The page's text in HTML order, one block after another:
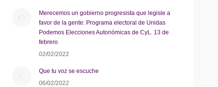
Merecemos un gobierno progresista que legisle a
favor de la gente: Programa electoral de Unidas
Podemos Elecciones Autonómicas de CyL. 13 de
febrero
02/02/2022
Que tu voz se escuche
06/02/2022